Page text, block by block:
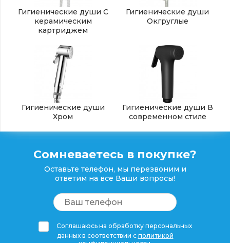
Гигиенические души С
керамическим
картриджем
Гигиенические души
Окгруглые
Гигиенические души
Хром
Гигиенические души В
современном стиле
Сомневаетесь в покупке?
Оставьте телефон, мы перезвоним и
ответим на все Ваши вопросы!
Соглашаюсь на обработку персональных
данных в соответствии с политикой